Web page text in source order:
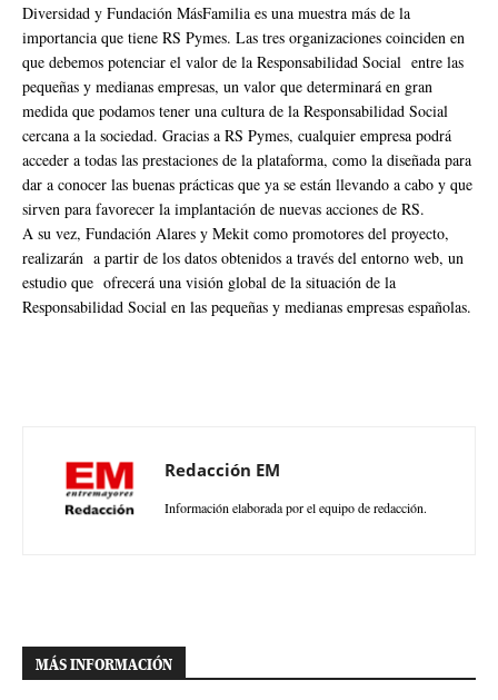
Diversidad y Fundación MásFamilia es una muestra más de la
importancia que tiene RS Pymes. Las tres organizaciones coinciden en
que debemos potenciar el valor de la Responsabilidad Social entre las
pequeñas y medianas empresas, un valor que determinará en gran
medida que podamos tener una cultura de la Responsabilidad Social
cercana a la sociedad. Gracias a RS Pymes, cualquier empresa podrá
acceder a todas las prestaciones de la plataforma, como la diseñada para
dar a conocer las buenas prácticas que ya se están llevando a cabo y que
sirven para favorecer la implantación de nuevas acciones de RS.
A su vez, Fundación Alares y Mekit como promotores del proyecto,
realizarán a partir de los datos obtenidos a través del entorno web, un
estudio que ofrecerá una visión global de la situación de la
Responsabilidad Social en las pequeñas y medianas empresas españolas.
Redacción EM
Información elaborada por el equipo de redacción.
MÁS INFORMACIÓN